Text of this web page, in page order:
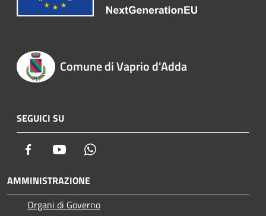
Comune di Vaprio d'Adda
SEGUICI SU
Facebook Youtube
AMMINISTRAZIONE
Organi di Governo